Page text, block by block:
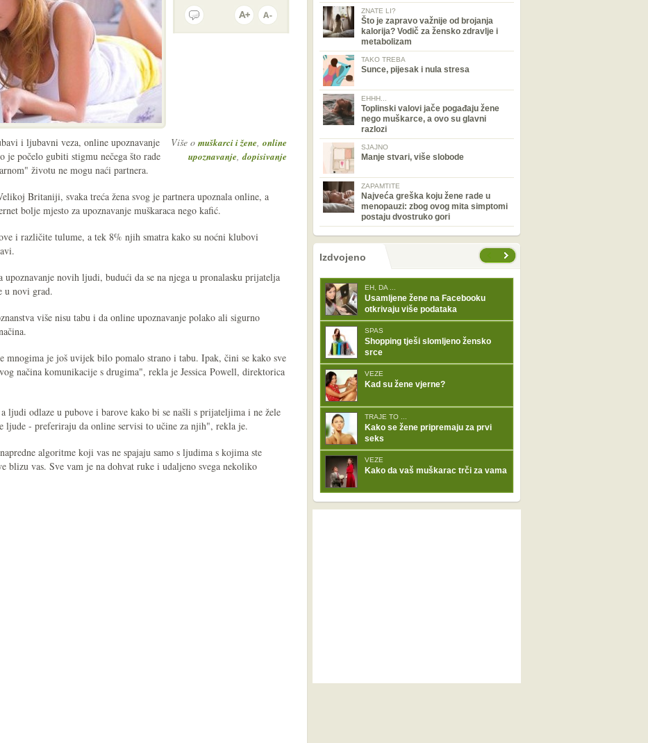
Više o muškarci i žene, online
upoznavanje,dopisivanje
i ljubavni veza, online upoznavanje
je počelo gubiti stigmu nečega što rade
životu ne mogu naći partnera.
Britaniji, svaka treća žena svog je partnera upoznala online, a
bolje mjesto za upoznavanje muškaraca nego kafić.
i različite tulume, a tek 8% njih smatra kako su noćni klubovi
novih ljudi, budući da se na njega u pronalasku prijatelja
u novi grad.
više nisu tabu i da online upoznavanje polako ali sigurno
mnogima je još uvijek bilo pomalo strano i tabu. Ipak, čini se kako sve
načina komunikacije s drugima", rekla je Jessica Powell, direktorica
ljudi odlaze u pubove i barove kako bi se našli s prijateljima i ne žele
ljude - preferiraju da online servisi to učine za njih", rekla je.
algoritme koji vas ne spajaju samo s ljudima s kojima ste
vas. Sve vam je na dohvat ruke i udaljeno svega nekoliko
ZNATE LI?
Što je zapravo važnije od brojanja
kalorija? Vodič za žensko zdravlje i
metabolizam
TAKO TREBA
Sunce, pijesak i nula stresa
EHHH...
Toplinski valovi jače pogađaju žene
nego muškarce, a ovo su glavni
razlozi
SJAJNO
Manje stvari, više slobode
ZAPAMTITE
Najveća greška koju žene rade u
menopauzi: zbog ovog mita simptomi
postaju dvostruko gori
nema prethodne stranice
sljedećeIzdvojeno
EH, DA ...
Usamljene žene na Facebooku
otkrivaju više podataka
SPAS
Shopping tješi slomljeno žensko
srce
VEZE
Kad su žene vjerne?
TRAJE TO ...
Kako se žene pripremaju za prvi
seks
VEZE
Kako da vaš muškarac trči za vama